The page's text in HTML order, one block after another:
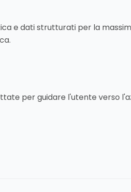
e dati strutturati per la
per guidare l'utente verso